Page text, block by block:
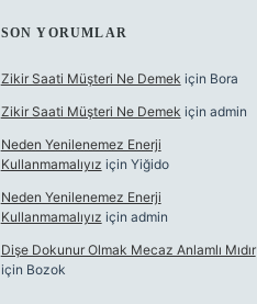
SON YORUMLAR
Zikir Saati Müşteri Ne Demek için Bora
Zikir Saati Müşteri Ne Demek için admin
Neden Yenilenemez Enerji
Kullanmamalıyız için Yiğido
Neden Yenilenemez Enerji
Kullanmamalıyız için admin
Dişe Dokunur Olmak Mecaz Anlamlı Mıdır
için Bozok